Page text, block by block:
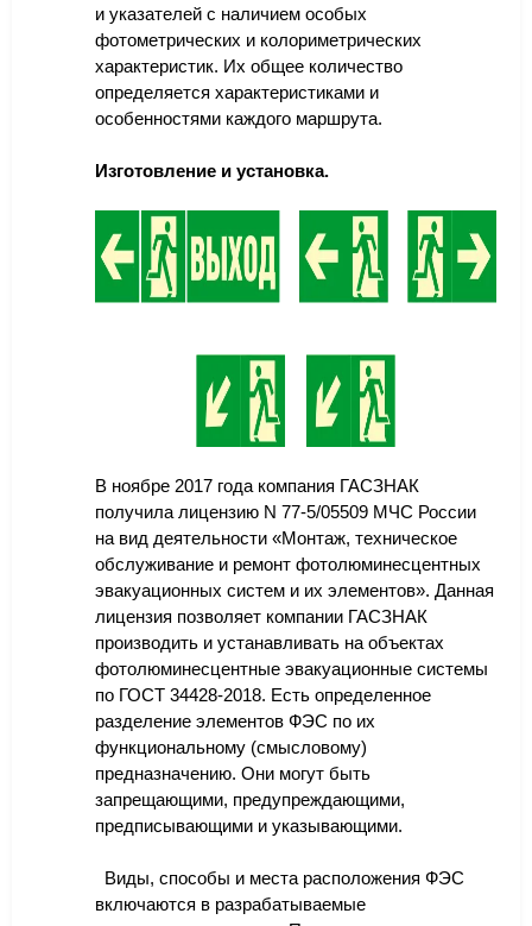
и указателей с наличием особых
фотометрических и колориметрических
характеристик. Их общее количество
определяется характеристиками и
особенностями каждого маршрута.
Изготовление и установка.
В ноябре 2017 года компания ГАСЗНАК
получила лицензию N 77-5/05509 МЧС России
на вид деятельности «Монтаж, техническое
обслуживание и ремонт фотолюминесцентных
эвакуационных систем и их элементов». Данная
лицензия позволяет компании ГАСЗНАК
производить и устанавливать на объектах
фотолюминесцентные эвакуационные системы
по ГОСТ 34428-2018. Есть определенное
разделение элементов ФЭС по их
функциональному (смысловому)
предназначению. Они могут быть
запрещающими, предупреждающими,
предписывающими и указывающими.
Виды, способы и места расположения ФЭС
включаются в разрабатываемые